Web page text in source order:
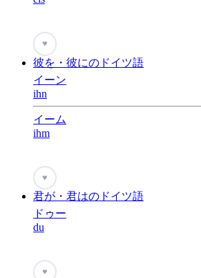
♥
彼を・彼にのドイツ語
イーン
ihn
イーム
ihm
♥
君が・君はのドイツ語
ドゥー
du
♥